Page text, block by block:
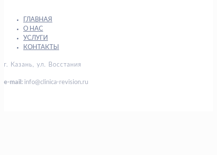
ГЛАВНАЯ
О НАС
УСЛУГИ
КОНТАКТЫ
г. Казань, ул. Восстания
e-mail: info@clinica-revision.ru